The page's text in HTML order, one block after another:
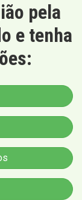
pela
e tenha